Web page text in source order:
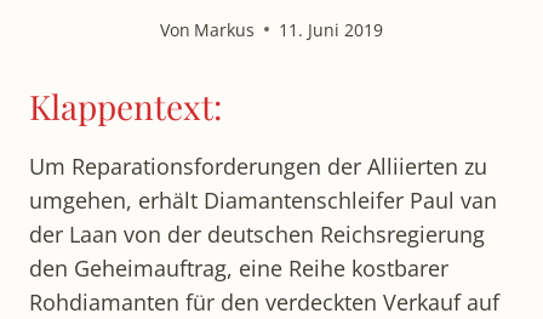
Von Markus 11. Juni 2019
Klappentext:
Um Reparationsforderungen der Alliierten zu
umgehen, erhält Diamantenschleifer Paul van
der Laan von der deutschen Reichsregierung
den Geheimauftrag, eine Reihe kostbarer
Rohdiamanten für den verdeckten Verkauf auf